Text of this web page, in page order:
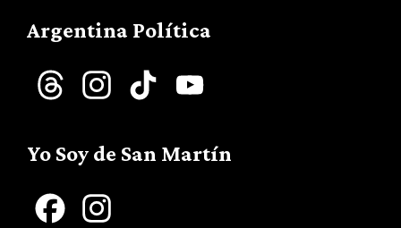
Argentina Política
Threads InstagramTikTok
Yo Soy de San Martín
Facebook